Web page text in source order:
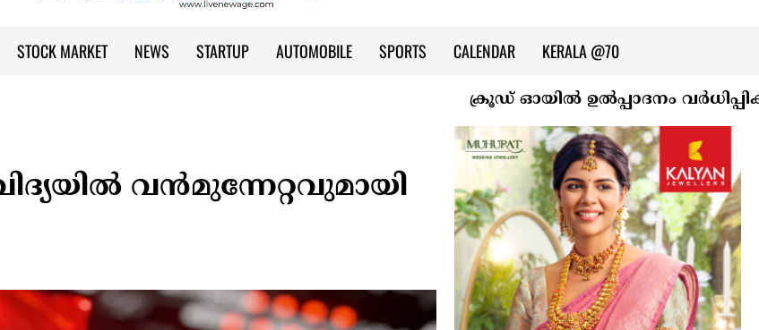
STOCK MARKET NEWS STARTUP AUTOMOBILE SPORTS CALENDAR KERALA @70
ക്രൂഡ് ഓയിൽ ഉൽപ്പാദനം വർധിപ്പിക്കാൻ
വൻമുന്നേറ്റവുമായി